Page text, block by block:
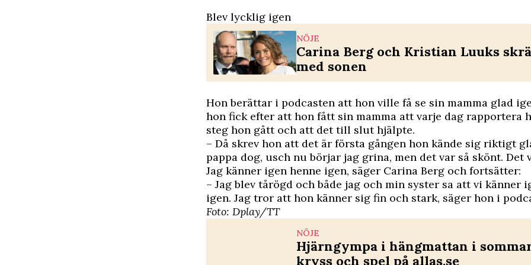
Blev lycklig igen
NÖJE
Carina Berg och Kristian Luuks
med sonen
Hon berättar i podcasten att hon ville få se sin mamma glad
hon fick efter att hon fått sin mamma att varje dag rapportera
steg hon gått och att det till slut hjälpte.
– Då skrev hon att det är första gången hon kände sig riktigt
pappa dog, usch nu börjar jag grina, men det var så skönt. Det
Jag känner igen henne igen, säger Carina Berg och fortsätter:
– Jag blev tårögd och både jag och min syster sa att vi känner
igen. Jag tror att hon känner sig fin och stark, säger hon i
Foto: Dplay/TT
NÖJE
Hjärngympa i hängmattan i
kryss och spel på allas.se